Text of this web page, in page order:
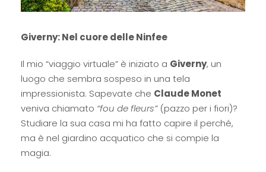
Giverny: Nel cuore delle Ninfee
Il mio “viaggio virtuale” è iniziato a Giverny, un
luogo che sembra sospeso in una tela
impressionista. Sapevate che Claude Monet
veniva chiamato “fou de fleurs”(pazzo per i fiori)?
Studiare la sua casa mi ha fatto capire il perché,
ma è nel giardino acquatico che si compie la
magia.